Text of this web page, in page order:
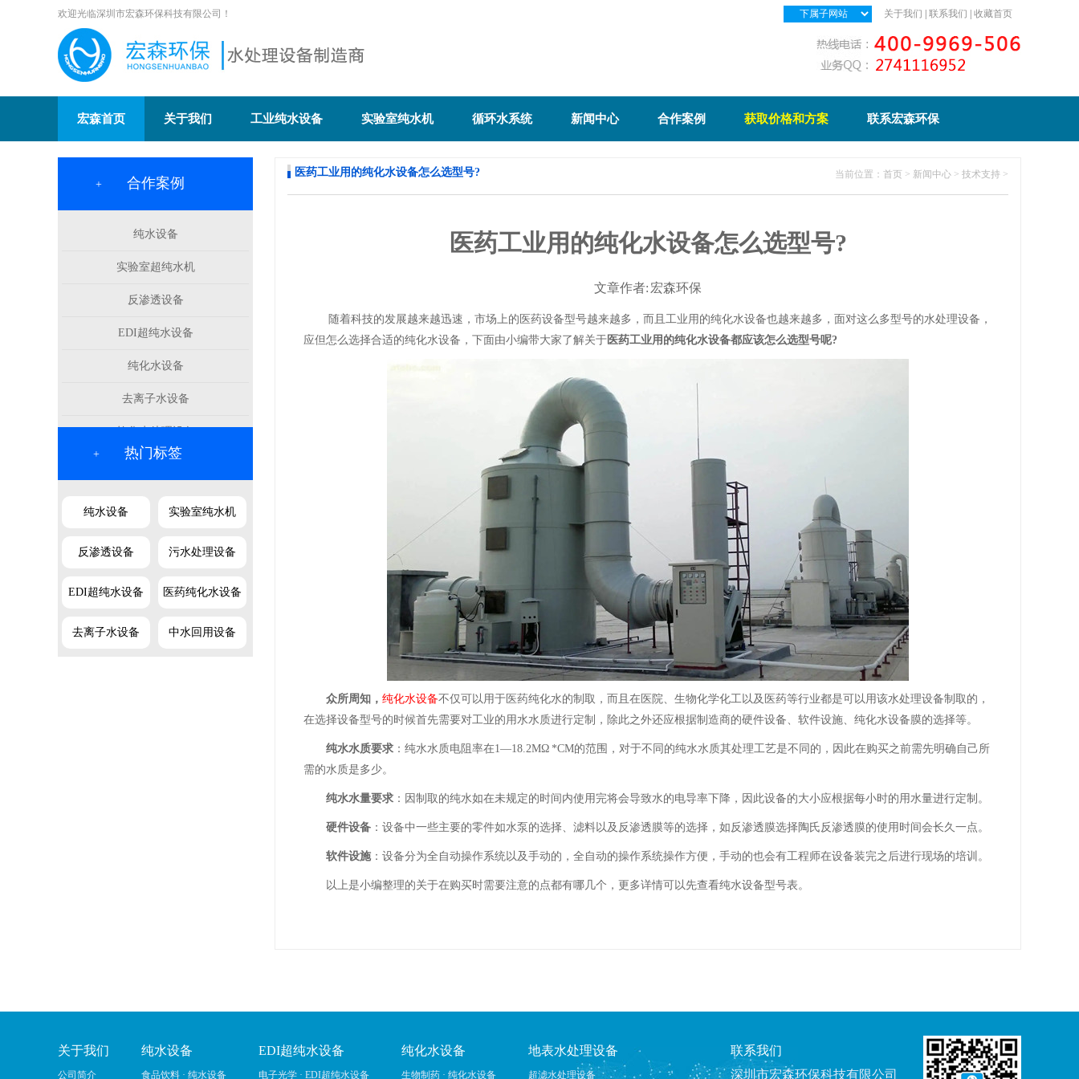
欢迎光临深圳市宏森环保科技有限公司！ 关于我们 联系我们 收藏首页
宏森首页 关于我们 工业纯水设备 实验室纯水机 循环水系统 新闻中心 合作案例 获取价格和方案 联系宏森环保
+ 合作案例
纯水设备
实验室超纯水机
反渗透设备
EDI超纯水设备
纯化水设备
去离子水设备
+
热门标签
纯水设备 实验室纯水机
反渗透设备 污水处理设备
EDI超纯水设备 医药纯化水设备
去离子水设备 中水回用设备
医药工业用的纯化水设备怎么选型号? 当前位置： 首页 > 新闻中心 > 技术支持 >
医药工业用的纯化水设备怎么选型号?
文章作者: 宏森环保
随着科技的发展越来越迅速，市场上的医药设备型号越来越多，而且工业用的纯化水设备也越来越多，面对这么多型号的水处理设备，
应但怎么选择合适的纯化水设备，下面由小编带大家了解关于医药工业用的纯化水设备都应该怎么选型号呢?
众所周知， 纯化水设备不仅可以用于医药纯化水的制取，而且在医院、生物化学化工以及医药等行业都是可以用该水处理设备制取的，
在选择设备型号的时候首先需要对工业的用水水质进行定制，除此之外还应根据制造商的硬件设备、软件设施、纯化水设备膜的选择等。
纯水水质要求 ：纯水水质电阻率在1—18.2MΩ *CM的范围，对于不同的纯水水质其处理工艺是不同的，因此在购买之前需先明确自己所
需的水质是多少。
纯水水量要求 ：因制取的纯水如在未规定的时间内使用完将会导致水的电导率下降，因此设备的大小应根据每小时的用水量进行定制。
硬件设备 ：设备中一些主要的零件如水泵的选择、滤料以及反渗透膜等的选择，如反渗透膜选择陶氏反渗透膜的使用时间会长久一点。
软件设施：设备分为全自动操作系统以及手动的，全自动的操作系统操作方便，手动的也会有工程师在设备装完之后进行现场的培训。
以上是小编整理的关于在购买时需要注意的点都有哪几个，更多详情可以先查看纯水设备型号表。
关于我们
公司简介
纯水设备
食品饮料 · 纯水设备
EDI超纯水设备
电子光学 · EDI超纯水设备
纯化水设备
生物制药 · 纯化水设备
地表水处理设备
超滤水处理设备
联系我们
深圳市宏森环保科技有限公司